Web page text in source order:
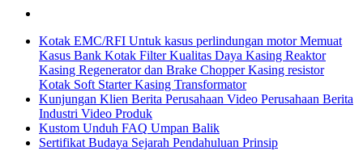
Kotak EMC/RFI Untuk kasus perlindungan motor Memuat
Kasus Bank Kotak Filter Kualitas Daya Kasing Reaktor
Kasing Regenerator dan Brake Chopper Kasing resistor
Kotak Soft Starter Kasing Transformator
Kunjungan Klien Berita Perusahaan Video Perusahaan Berita
Industri Video Produk
Kustom Unduh FAQ Umpan Balik
Sertifikat Budaya Sejarah Pendahuluan Prinsip